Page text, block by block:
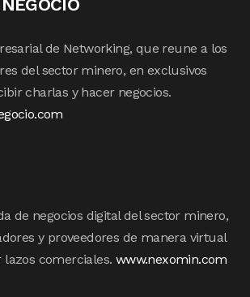
de Networking, que reune a los
del sector minero, en exclusivos
charlas y hacer negocios.
de negocios digital del sector minero,
y proveedores de manera virtual
comerciales. www.nexomin.com